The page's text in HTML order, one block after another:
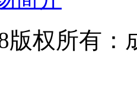
版权所有